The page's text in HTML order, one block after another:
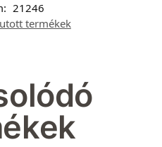
21246
termékek